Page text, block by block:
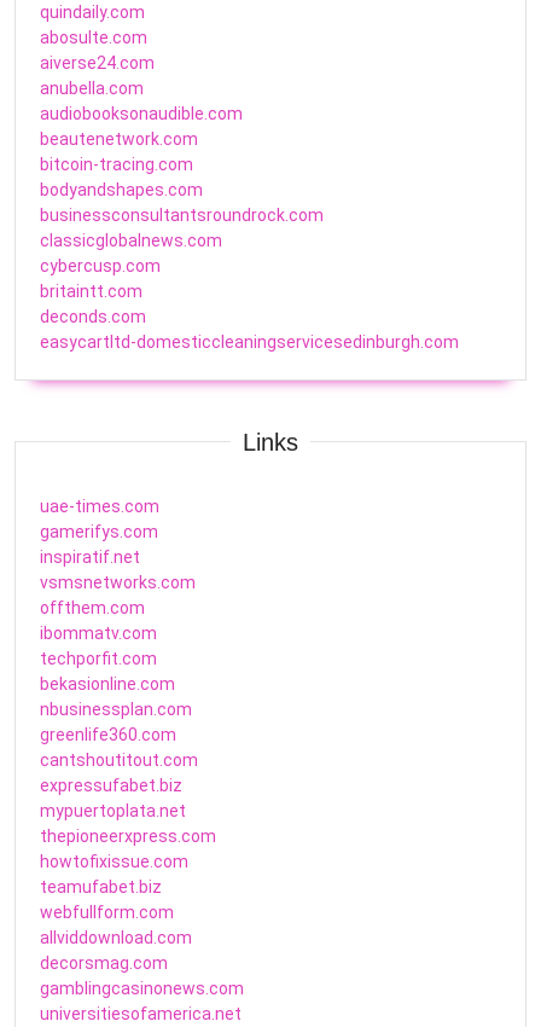
quindaily.com
abosulte.com
aiverse24.com
anubella.com
audiobooksonaudible.com
beautenetwork.com
bitcoin-tracing.com
bodyandshapes.com
businessconsultantsroundrock.com
classicglobalnews.com
cybercusp.com
britaintt.com
deconds.com
easycartltd-domesticcleaningservicesedinburgh.com
Links
uae-times.com
gamerifys.com
inspiratif.net
vsmsnetworks.com
offthem.com
ibommatv.com
techporfit.com
bekasionline.com
nbusinessplan.com
greenlife360.com
cantshoutitout.com
expressufabet.biz
mypuertoplata.net
thepioneerxpress.com
howtofixissue.com
teamufabet.biz
webfullform.com
allviddownload.com
decorsmag.com
gamblingcasinonews.com
universitiesofamerica.net